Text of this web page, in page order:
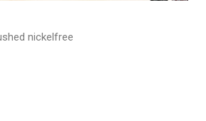
nickelfree